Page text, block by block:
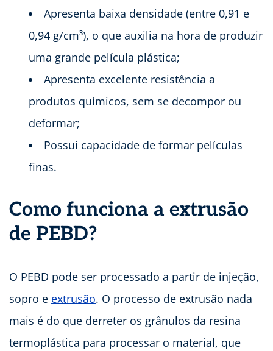
Apresenta baixa densidade (entre 0,91 e
0,94 g/cm³), o que auxilia na hora de produzir
uma grande película plástica;
Apresenta excelente resistência a
produtos químicos, sem se decompor ou
deformar;
Possui capacidade de formar películas
finas.
Como funciona a extrusão
de PEBD?
O PEBD pode ser processado a partir de injeção,
sopro e extrusão. O processo de extrusão nada
mais é do que derreter os grânulos da resina
termoplástica para processar o material, que